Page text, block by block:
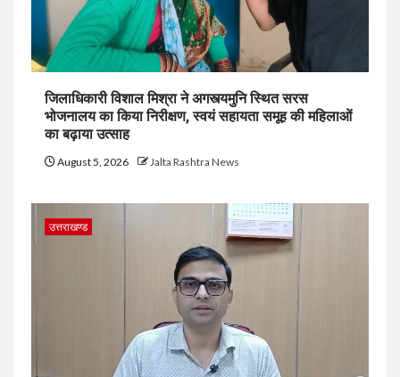
जिलाधिकारी विशाल मिश्रा ने अगस्त्यमुनि स्थित सरस
भोजनालय का किया निरीक्षण, स्वयं सहायता समूह की महिलाओं
का बढ़ाया उत्साह
August 5, 2026 Jalta Rashtra News
उत्तराखण्ड